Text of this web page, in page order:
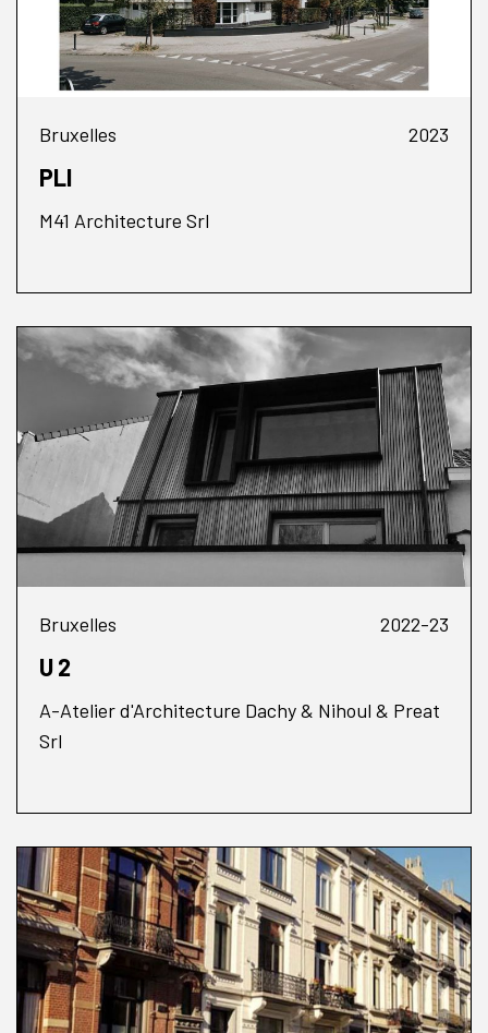
Bruxelles 2023
PLI
M41 Architecture Srl
Bruxelles 2022-23
U 2
A-Atelier d'Architecture Dachy & Nihoul & Preat
Srl